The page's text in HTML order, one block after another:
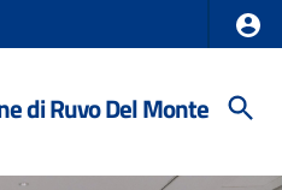
di Ruvo Del Monte